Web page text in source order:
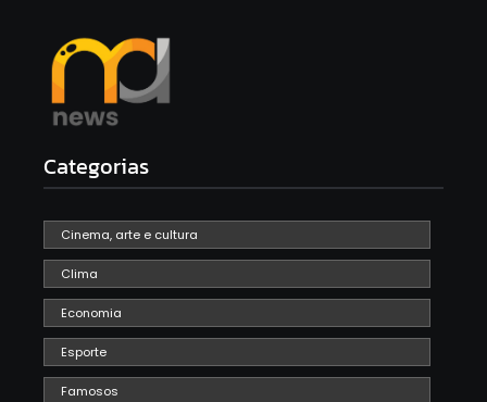
Categorias
Cinema, arte e cultura
Clima
Economia
Esporte
Famosos